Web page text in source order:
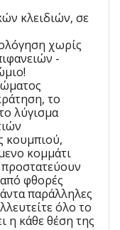
κλειδιών, σε
χωρίς
-
το
λύγισμα
κουμπιού,
κομμάτι
από φθορές
παράλληλες
όλο το
η κάθε θέση της